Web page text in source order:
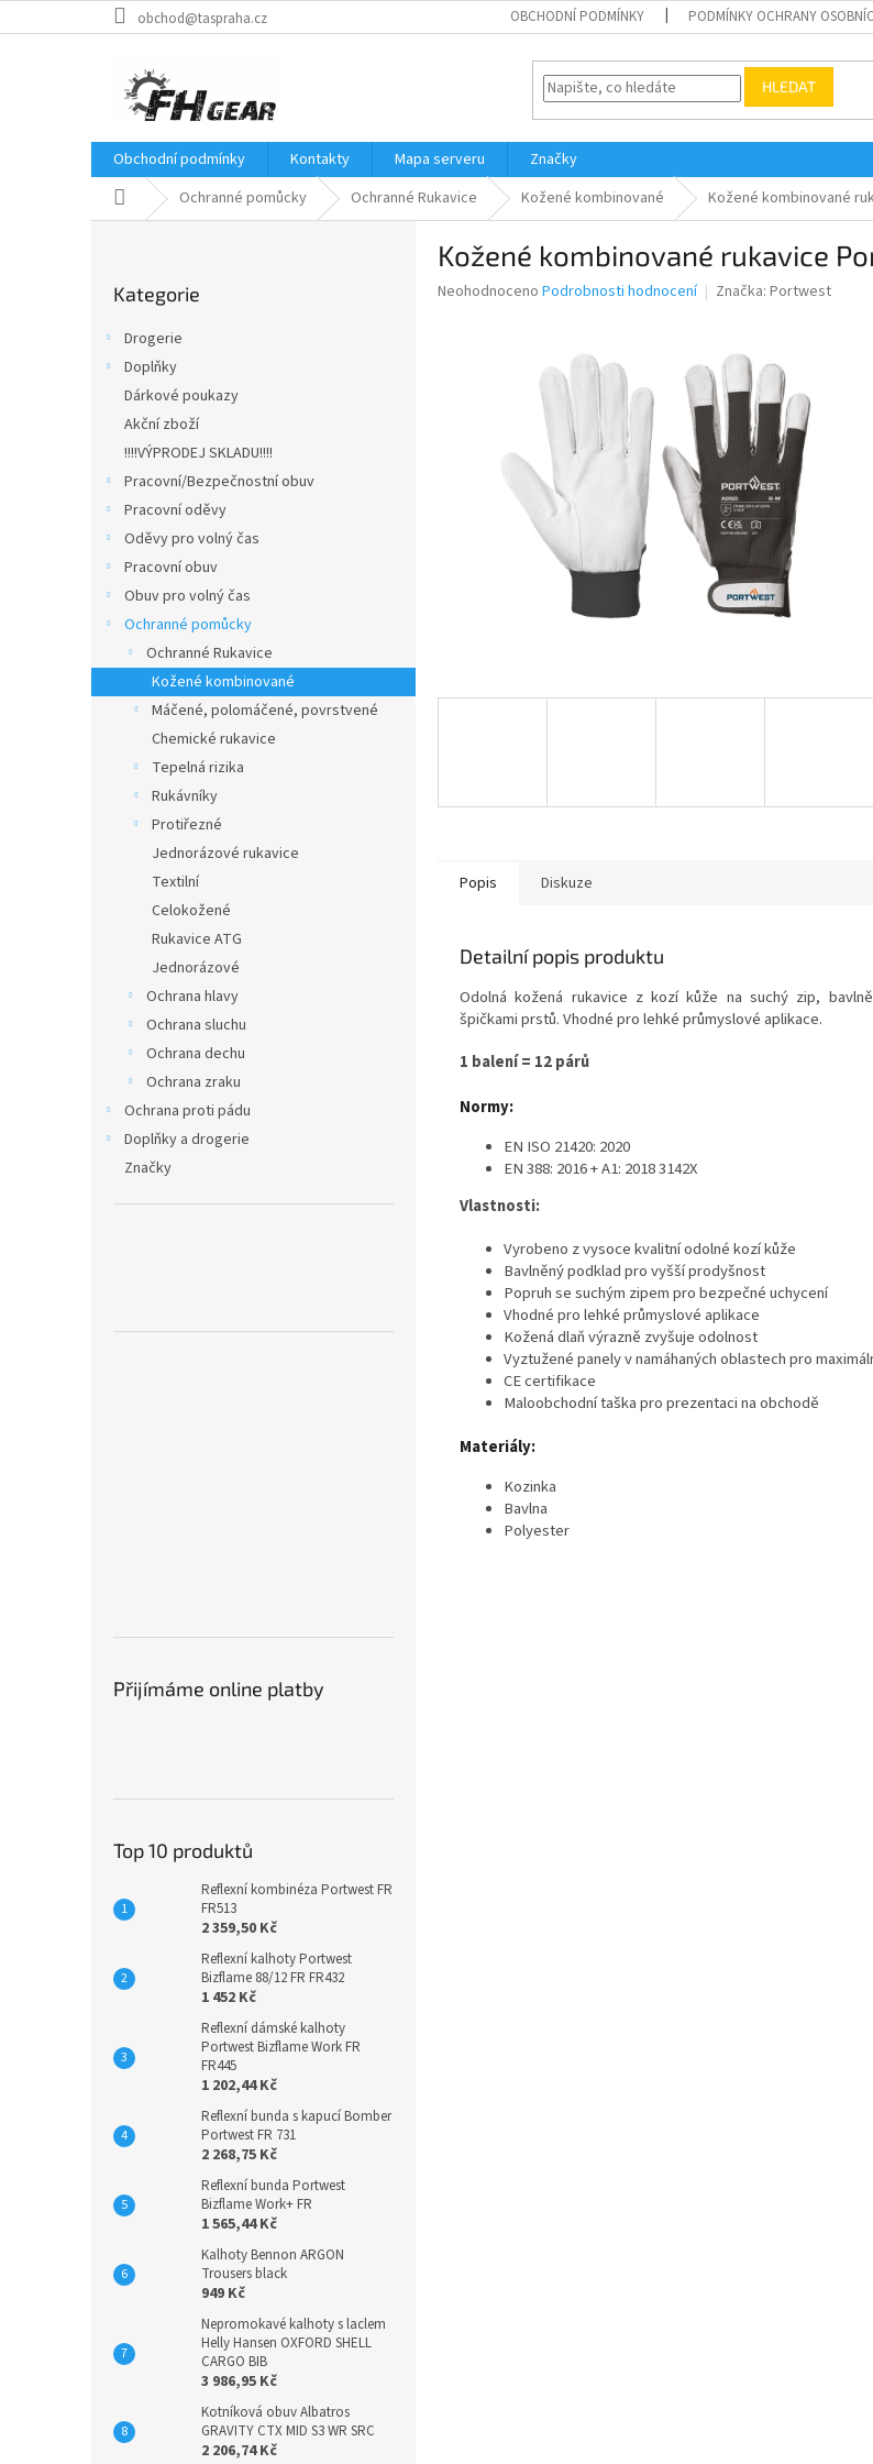
na
obchod@taspraha.cz OBCHODNÍ PODMÍNKY PODMÍNKY OCHRANY
HLEDAT
Obchodní podmínky Kontakty Mapa serveru
Značky
Domů Ochranné pomůcky Ochranné Rukavice Kožené kombinované Kožené kombinované
kategorie
Kategorie
Drogerie
Doplňky
Dárkové poukazy
Akční zboží
!!!!VÝPRODEJ SKLADU!!!!
Pracovní/Bezpečnostní obuv
Pracovní oděvy
Oděvy pro volný čas
Pracovní obuv
Obuv pro volný čas
Ochranné pomůcky
Ochranné Rukavice
Kožené kombinované
Máčené, polomáčené, povrstvené
Chemické rukavice
Tepelná rizika
Rukávníky
Protiřezné
Jednorázové rukavice
Textilní
Celokožené
Rukavice ATG
Jednorázové
Ochrana hlavy
Ochrana sluchu
Ochrana dechu
Ochrana zraku
Ochrana proti pádu
Doplňky a drogerie
Značky
Přijímáme online platby
Top 10 produktů
Reflexní kombinéza Portwest FR
FR513
2 359,50 Kč
Reflexní kalhoty Portwest
Bizflame 88/12 FR FR432
1 452 Kč
Reflexní dámské kalhoty
Portwest Bizflame Work FR
FR445
1 202,44 Kč
Reflexní bunda s kapucí Bomber
Portwest FR 731
2 268,75 Kč
Reflexní bunda Portwest
Bizflame Work+ FR
1 565,44 Kč
Kalhoty Bennon ARGON
Trousers black
949 Kč
Nepromokavé kalhoty s laclem
Helly Hansen OXFORD SHELL
CARGO BIB
3 986,95 Kč
Kotníková obuv Albatros
GRAVITY CTX MID S3 WR SRC
2 206,74 Kč
Kožené kombinované rukavice
Průměrné
Neohodnoceno Podrobnosti hodnocení Značka: Portwest
Popis Diskuze
Detailní popis produktu
Odolná kožená rukavice z kozí kůže na suchý zip,
špičkami prstů. Vhodné pro lehké průmyslové aplikace.
1 balení = 12 párů
Normy:
EN ISO 21420: 2020
EN 388: 2016 + A1: 2018 3142X
Vlastnosti:
Vyrobeno z vysoce kvalitní odolné kozí kůže
Bavlněný podklad pro vyšší prodyšnost
Popruh se suchým zipem pro bezpečné uchycení
Vhodné pro lehké průmyslové aplikace
Kožená dlaň výrazně zvyšuje odolnost
Vyztužené panely v namáhaných oblastech pro
CE certifikace
Maloobchodní taška pro prezentaci na obchodě
Materiály:
Kozinka
Bavlna
Polyester